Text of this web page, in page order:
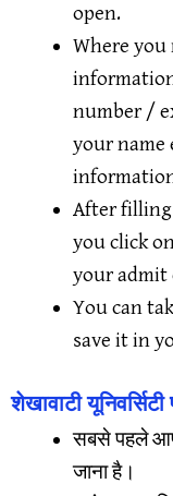
open.
Where you
number /
your name
After filling
you click
your admit
You can
save it in
शेखावाटी
सबसे पहले
जाना है।